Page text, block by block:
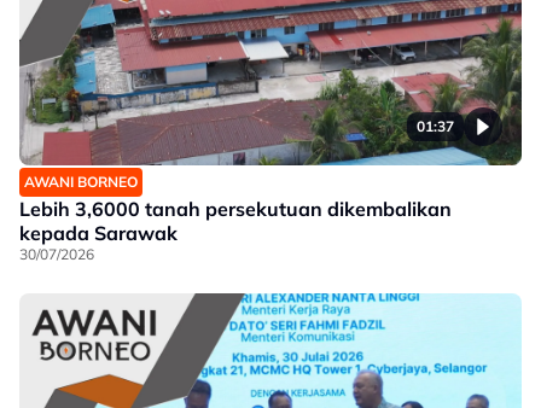
01:37
AWANI BORNEO
Lebih 3,6000 tanah persekutuan dikembalikan
kepada Sarawak
30/07/2026